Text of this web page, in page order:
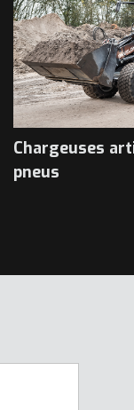
Chargeuses
pneus